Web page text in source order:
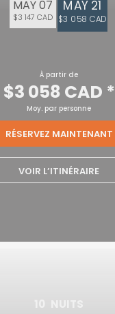
MAY 07
$3 147 CAD
MAY 21
$3 058 CAD
À partir de
$3 058 CAD *
Moy. par personne
RÉSERVEZ MAINTENANT
VOIR L’ITINÉRAIRE